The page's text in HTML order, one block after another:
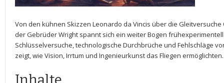
Von‌ den⁢ kühnen Skizzen Leonardo da Vincis über die
der Gebrüder ⁣Wright​ spannt sich ein weiter‌ Bogen
Schlüsselversuche,​ technologische Durchbrüche‍ und ​Fehlschläge
zeigt, wie​ Vision, Irrtum und Ingenieurkunst das‍ Fliegen ermöglichten.